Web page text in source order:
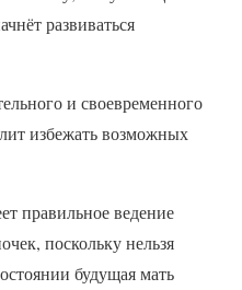
развиваться
и своевременного
избежать возможных
правильное ведение
поскольку нельзя
будущая мать